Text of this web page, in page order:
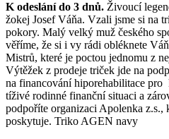
K odeslání do 3 dnů. Živoucí
žokej Josef Váňa. Vzali jsme si na
pokory. Malý velký muž českého
věříme, že si i vy rádi obléknete
Mistrů, které je poctou jednomu z
Výtěžek z prodeje triček jde na
na financování hiporehabilitace pro
tíživé rodinné finanční situaci a
podpoříte organizaci Apolenka z.s.,
poskytuje. Triko AGEN navy